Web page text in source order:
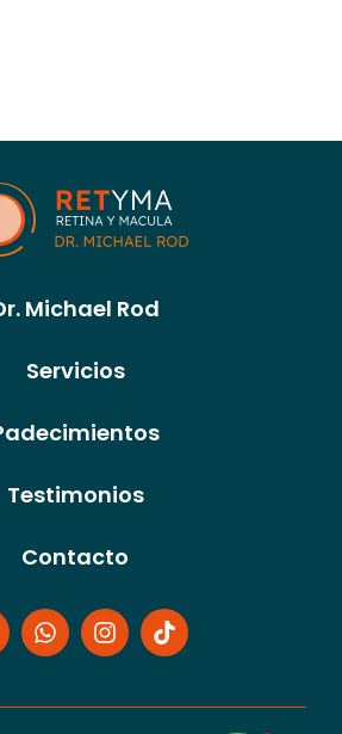
Michael Rod
Servicios
Testimonios
Contacto